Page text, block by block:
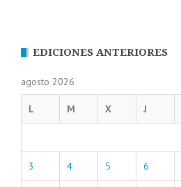
EDICIONES ANTERIORES
agosto 2026
L M X J
3 4 5 6